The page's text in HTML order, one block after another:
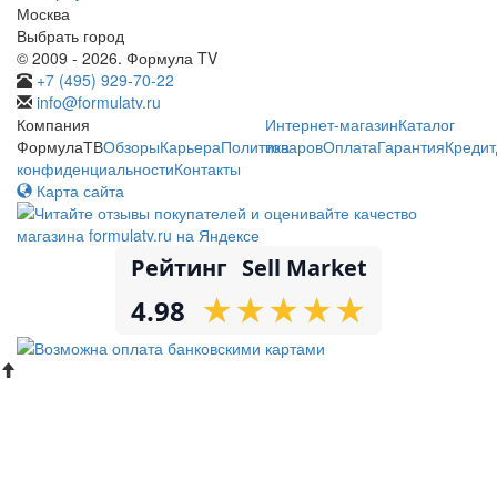
Москва
Выбрать город
© 2009 - 2026. Формула TV
+7 (495) 929-70-22
info@formulatv.ru
Компания
ФормулаТВОбзорыКарьераПолитика
конфиденциальностиКонтакты
Интернет-магазинКаталог
товаровОплатаГарантияКредит
Карта сайта
Рейтинг Sell Market
4.98 ★
★★
★★
★★
★★
★